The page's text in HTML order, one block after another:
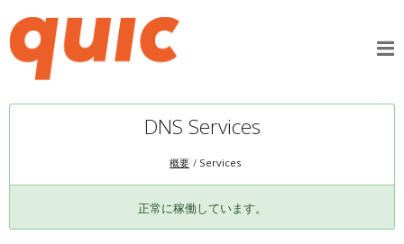
DNS Services
概要 Services
正常に稼働しています。